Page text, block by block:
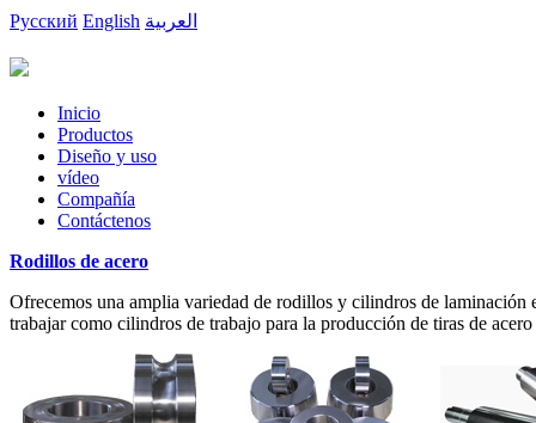
Русский English العربية
Inicio
Productos
Diseño y uso
vídeo
Compañía
Contáctenos
Rodillos de acero
Ofrecemos una amplia variedad de rodillos y cilindros de
trabajar como cilindros de trabajo para la producción de tiras de